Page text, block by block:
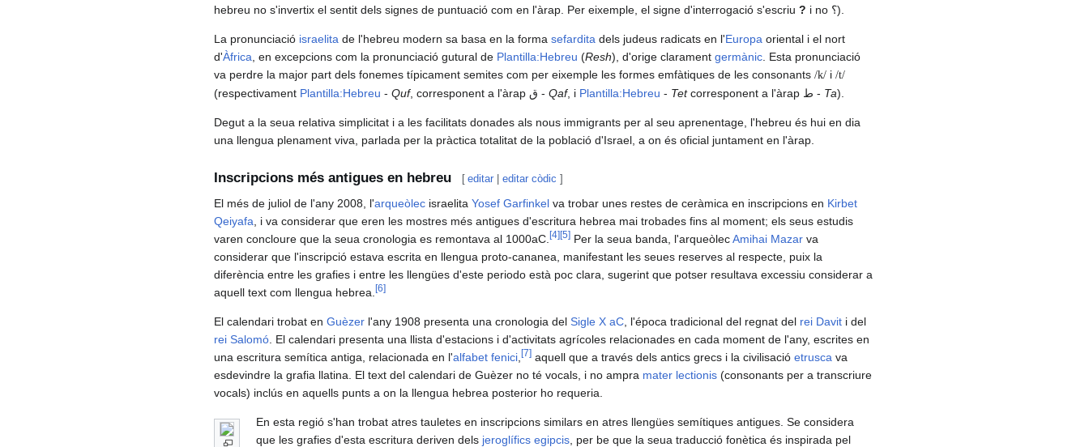
hebreu no s'invertix el sentit dels signes de puntuació com en l'àrap. Per eixemple, el signe d'interrogació s'escriu ? i no ؟).
La pronunciació israelita de l'hebreu modern sa basa en la forma sefardita dels judeus radicats en l'Europa oriental i el nort
d'Àfrica , en excepcions com la pronunciació gutural de Plantilla:Hebreu (Resh), d'orige clarament germànic . Esta pronunciació
va perdre la major part dels fonemes típicament semites com per eixemple les formes emfàtiques de les consonants /k/ i /t/
(respectivament Plantilla:Hebreu - Quf, corresponent a l'àrap ق - Qaf, i Plantilla:Hebreu - Tetcorresponent a l'àrap ط - Ta).
Degut a la seua relativa simplicitat i a les facilitats donades als nous immigrants per al seu aprenentage, l'hebreu és hui en dia
una llengua plenament viva, parlada per la pràctica totalitat de la població d'Israel, a on és oficial juntament en l'àrap.
Inscripcions més antigues en hebreu [ editar |editar còdic ]
El més de juliol de l'any 2008, l'arqueòlec israelita Yosef Garfinkel va trobar unes restes de ceràmica en inscripcions en Kirbet
Qeiyafa , i va considerar que eren les mostres més antigues d'escritura hebrea mai trobades fins al moment; els seus estudis
varen concloure que la seua cronologia es remontava al 1000aC. [4][5] Per la seua banda, l'arqueòlecAmihai Mazar va
considerar que l'inscripció estava escrita en llengua proto-cananea, manifestant les seues reserves al respecte, puix la
diferència entre les grafies i entre les llengües d'este periodo està poc clara, sugerint que potser resultava excessiu considerar a
aquell text com llengua hebrea. [6]
El calendari trobat en Guèzer l'any 1908 presenta una cronologia del Sigle X aC , l'época tradicional del regnat del rei Davit i del
rei Salomó . El calendari presenta una llista d'estacions i d'activitats agrícoles relacionades en cada moment de l'any, escrites en
una escritura semítica antiga, relacionada en l'alfabet fenici [7] aquell que a través dels antics grecs i la civilisació etrusca va
esdevindre la grafia llatina. El text del calendari de Guèzer no té vocals, i no ampra mater lectionis (consonants per a transcriure
vocals) inclús en aquells punts a on la llengua hebrea posterior ho requeria.
En esta regió s'han trobat atres tauletes en inscripcions similars en atres llengües semítiques antigues. Se considera
que les grafies d'esta escritura deriven dels jeroglífics egipcis, per be que la seua traducció fonètica és inspirada pel